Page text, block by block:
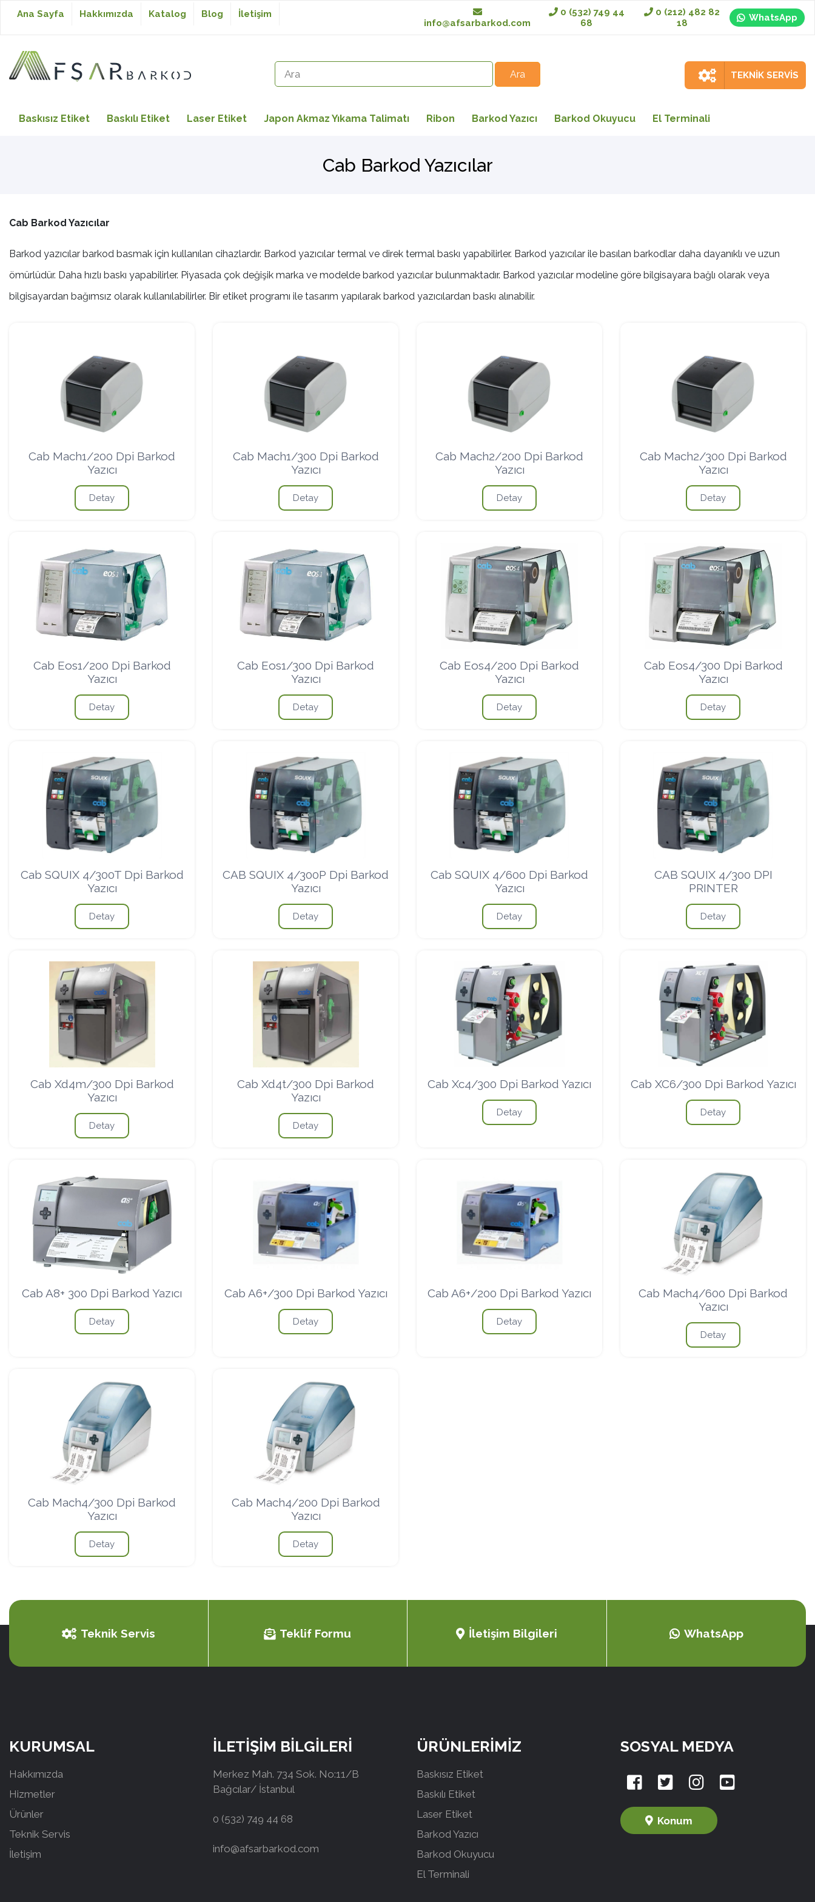
Baskısız Etiket
Talimatı
Barkod Okuyucu
Ana Sayfa Hakkımızda Katalog Blog
İletişim
info@afsarbarkod.com
0 (532) 749 44
68
0 (212) 482 82
18
WhatsApp
TEKNİK SERVİS
Baskısız Etiket Baskılı Etiket Laser Etiket Japon Akmaz Yıkama Talimatı Ribon Barkod Yazıcı Barkod Okuyucu El Terminali
Cab Barkod Yazıcılar
Cab Barkod Yazıcılar
Barkod yazıcılar barkod basmak için kullanılan cihazlardır. Barkod yazıcılar termal ve direk termal baskı yapabilirler. Barkod yazıcılar ile basılan barkodlar daha dayanıklı ve uzun
ömürlüdür. Daha hızlı baskı yapabilirler. Piyasada çok değişik marka ve modelde barkod yazıcılar bulunmaktadır. Barkod yazıcılar modeline göre bilgisayara bağlı olarak veya
bilgisayardan bağımsız olarak kullanılabilirler. Bir etiket programı ile tasarım yapılarak barkod yazıcılardan baskı alınabilir.
Cab Mach1/200 Dpi Barkod
Yazıcı
Detay
Cab Mach1/300 Dpi Barkod
Yazıcı
Detay
Cab Mach2/200 Dpi Barkod
Yazıcı
Detay
Cab Mach2/300 Dpi Barkod
Yazıcı
Detay
Cab Eos1/200 Dpi Barkod
Yazıcı
Detay
Cab Eos1/300 Dpi Barkod
Yazıcı
Detay
Cab Eos4/200 Dpi Barkod
Yazıcı
Detay
Cab Eos4/300 Dpi Barkod
Yazıcı
Detay
Cab SQUIX 4/300T Dpi Barkod
Yazıcı
Detay
CAB SQUIX 4/300P Dpi Barkod
Yazıcı
Detay
Cab SQUIX 4/600 Dpi Barkod
Yazıcı
Detay
CAB SQUIX 4/300 DPI
PRINTER
Detay
Cab Xd4m/300 Dpi Barkod
Yazıcı
Detay
Cab Xd4t/300 Dpi Barkod
Yazıcı
Detay
Cab Xc4/300 Dpi Barkod Yazıcı
Detay
Cab XC6/300 Dpi Barkod Yazıcı
Detay
Cab A8+ 300 Dpi Barkod Yazıcı
Detay
Cab A6+/300 Dpi Barkod Yazıcı
Detay
Cab A6+/200 Dpi Barkod Yazıcı
Detay
Cab Mach4/600 Dpi Barkod
Yazıcı
Detay
Cab Mach4/300 Dpi Barkod
Yazıcı
Detay
Cab Mach4/200 Dpi Barkod
Yazıcı
Detay
Teknik Servis Teklif Formu İletişim Bilgileri WhatsApp
KURUMSAL
Hakkımızda
Hizmetler
Ürünler
Teknik Servis
İletişim
İLETİŞİM BİLGİLERİ
Merkez Mah. 734 Sok. No:11/B
Bağcılar/ İstanbul
0 (532) 749 44 68
info@afsarbarkod.com
ÜRÜNLERİMİZ
Baskısız Etiket
Baskılı Etiket
Laser Etiket
Barkod Yazıcı
Barkod Okuyucu
El Terminali
SOSYAL MEDYA
Konum